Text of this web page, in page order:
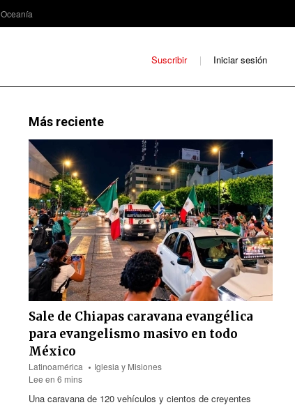
Oceanía
Suscribir Iniciar sesión
Más reciente
Sale de Chiapas caravana evangélica
para evangelismo masivo en todo
México
Latinoamérica
Iglesia y Misiones
Lee en 6 mins
Una caravana de 120 vehículos y cientos de creyentes